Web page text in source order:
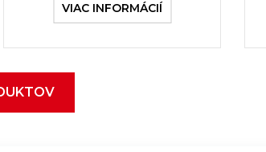
VIAC INFORMÁCIÍ